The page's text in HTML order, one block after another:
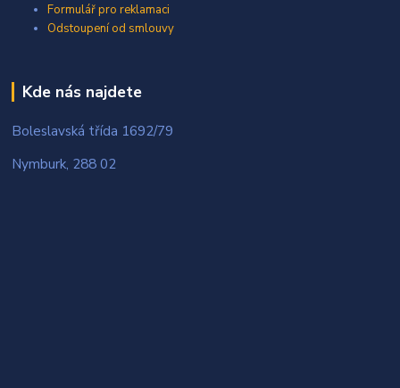
Formulář pro reklamaci
Odstoupení od smlouvy
Kde nás najdete
Boleslavská třída 1692/79
Nymburk, 288 02